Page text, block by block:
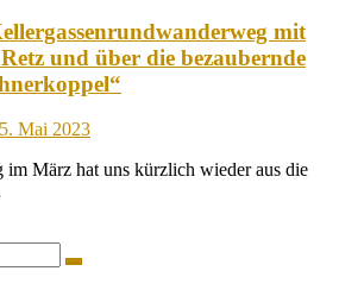
mit
und über die bezaubernde
Mai 2023
im März hat uns kürzlich wieder aus die
Search